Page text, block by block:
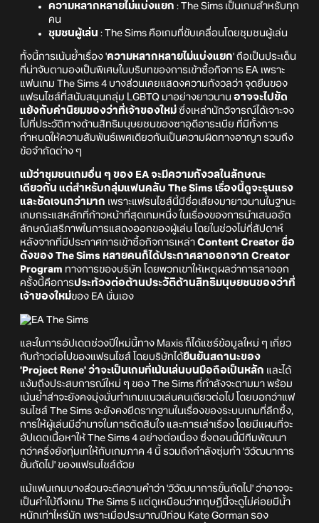
ความหลากหลายไม่แบ่งแยก : The Sims เป็นเกมสำหรับทุก
คน
ชุมชนผู้เล่น : The Sims คือเกมที่ขับเคลื่อนโดยชุมชนผู้เล่น
ทั้งนี้การเน้นย้ำเรื่อง 'ความหลากหลายไม่แบ่งแยก' ถือเป็นประเด็น
ที่น่าจับตามองเป็นพิเศษในบริบทของการเข้าซื้อกิจการ EA เพราะ
แฟนเกม The Sims 4 บางส่วนเคยแสดงความกังวลว่า จุดยืนของ
แฟรนไชส์ที่สนับสนุนกลุ่ม LGBTQ มาอย่างยาวนาน อาจจะไปขัด
แย้งกับค่านิยมของว่าที่เจ้าของใหม่ ซึ่งเหล่านักวิจารณ์ได้เจาะจง
ไปที่ประวัติทางด้านสิทธิมนุษยชนของซาอุดีอาระเบีย ที่มีทั้งการ
กำหนดให้ความสัมพันธ์เพศเดียวกันเป็นความผิดทางอาญา รวมถึง
ข้อจำกัดต่าง ๆ
แม้ว่าชุมชนเกมอื่น ๆ ของ EA จะมีความกังวลในลักษณะ
เดียวกัน แต่สำหรับกลุ่มแฟนคลับ The Sims เรื่องนี้ดูจะรุนแรง
และชัดเจนกว่ามาก เพราะแฟรนไชส์นี้มีชื่อเสียงมายาวนานในฐานะ
เกมกระแสหลักที่ก้าวหน้าที่สุดเกมหนึ่ง ในเรื่องของการนำเสนออัต
ลักษณ์เสรีภาพในการแสดงออกของผู้เล่น โดยในช่วงไม่กี่สัปดาห์
หลังจากที่มีประกาศการเข้าซื้อกิจการเหล่า Content Creator ชื่อ
ดังของ The Sims หลายคนก็ได้ประกาศลาออกจาก Creator
Program ทางการของบริษัท โดยพวกเขาให้เหตุผลว่าการลาออก
ครั้งนี้คือการประท้วงต่อต้านประวัติด้านสิทธิมนุษยชนของว่าที่
เจ้าของใหม่ของ EA นั่นเอง
และในการอัปเดตช่วงปีใหม่นี้ทาง Maxis ก็ได้แชร์ข้อมูลใหม่ ๆ เกี่ยว
กับก้าวต่อไปของแฟรนไชส์ โดยบริษัทได้ยืนยันสถานะของ
'Project Rene' ว่าจะเป็นเกมที่เน้นเล่นบนมือถือเป็นหลัก และได้
แง้มถึงประสบการณ์ใหม่ ๆ ของ The Sims ที่กำลังจะตามมา พร้อม
เน้นย้ำส่าจะยังคงมุ่งมั่นทำเกมแนวเล่นคนเดียวต่อไป โดยบอกว่าแฟ
รนไชส์ The Sims จะยังคงยึดรากฐานในเรื่องของระบบเกมที่ลึกซึ้ง,
การให้ผู้เล่นมีอำนาจในการตัดสินใจ และการเล่าเรื่อง โดยมีแผนที่จะ
อัปเดตเนื้อหาให้ The Sims 4 อย่างต่อเนื่อง ซึ่งตอนนี้มีทีมพัฒนา
กว่าครึ่งยังทุ่มเทให้กับเกมภาค 4 นี้ รวมถึงกำลังซุ่มทำ 'วิวัฒนาการ
ขั้นถัดไป' ของแฟรนไชส์ด้วย
แม้แฟนเกมบางส่วนจะตีความคำว่า 'วิวัฒนาการขั้นถัดไป' ว่าอาจจะ
เป็นคำใบ้ถึงเกม The Sims 5 แต่ดูเหมือนว่าทฤษฎีนี้จะดูไม่ค่อยมีน้ำ
หนักเท่าไหร่นัก เพราะเมื่อประมาณปีก่อน Kate Gorman รอง